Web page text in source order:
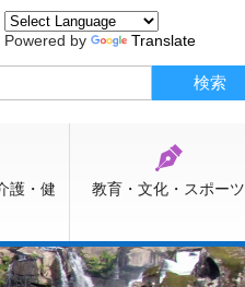
Powered by Translate
護・健
教育・文化・スポーツ